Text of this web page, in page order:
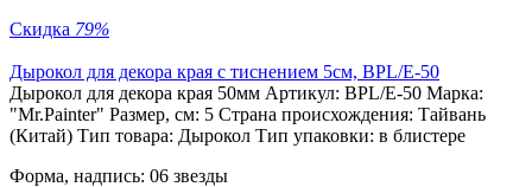
Скидка 79%
Дырокол для декора края c тиснением 5см, BPL/E-50
Дырокол для декора края 50мм Артикул: BPL/E-50 Марка:
"Mr.Painter" Размер, см: 5 Страна происхождения: Тайвань
(Китай) Тип товара: Дырокол Тип упаковки: в блистере
Форма, надпись: 06 звезды